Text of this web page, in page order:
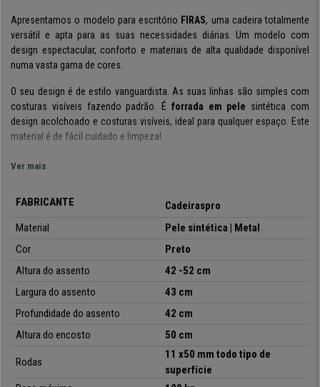
Apresentamos o modelo para escritório FIRAS, uma cadeira totalmente
versátil e apta para as suas necessidades diárias.
Um modelo com
design espectacular, conforto e materiais de alta qualidade disponível
numa vasta gama de cores.
O seu design é de estilo vanguardista. As suas linhas são simples com
costuras visíveis fazendo padrão. É forrada em pele sintética com
design acolchoado e costuras visíveis, ideal para qualquer espaço. Este
material é de fácil cuidado e limpeza!
Uma cadeira de
diferentes estaturas e locais.
Este modelo irá dar um toque especial ao seu espaço!Graças ao seu
conforto
sentado sem preocupações
determinante na seleção de uma cadeira para utilização diária. Os
estrutura metálica, garantem resistência e durabilidade.
NoCadeirasPro,o envio é gratuitoe pode incluir os produtos
necessários sem pagar um custo de envio extra. Dê uma oportunidade
inclua esta cadeira na sua compra
não se irá arrepender!
Ver mais
FABRICANTE
Cadeiraspro
Material
Pele sintética | Metal
Cor
Preto
Altura do assento
42 -52 cm
Largura do assento
43 cm
Profundidade do assento
42 cm
Altura do encosto
50 cm
Rodas
11 x50 mm todo tipo de
superfície